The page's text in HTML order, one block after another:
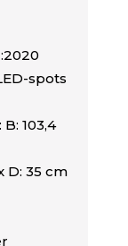
spots
103,4
D: 35 cm